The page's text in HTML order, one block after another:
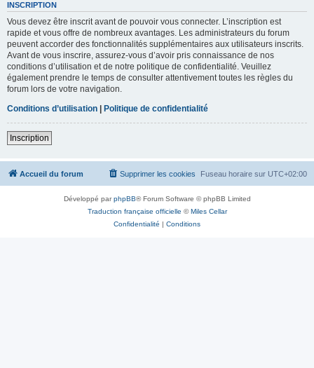
INSCRIPTION
Vous devez être inscrit avant de pouvoir vous connecter. L’inscription est
rapide et vous offre de nombreux avantages. Les administrateurs du forum
peuvent accorder des fonctionnalités supplémentaires aux utilisateurs inscrits.
Avant de vous inscrire, assurez-vous d’avoir pris connaissance de nos
conditions d’utilisation et de notre politique de confidentialité. Veuillez
également prendre le temps de consulter attentivement toutes les règles du
forum lors de votre navigation.
Conditions d’utilisation | Politique de confidentialité
Inscription
Accueil du forum Fuseau horaire sur UTC+02:00
Supprimer les cookies
Développé parphpBB® Forum Software © phpBB Limited
Traduction française officielle ©Miles Cellar
Confidentialité | Conditions